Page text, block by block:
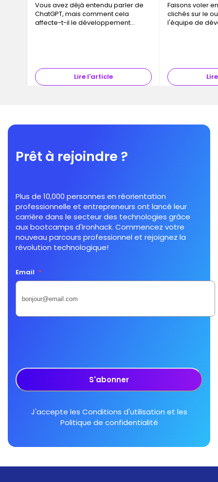
Vous avez déjà entendu parler de
ChatGPT, mais comment cela
affecte-t-il le développement
Lire l'article
Faisons voler
clichés sur le
l'équipe de
Prêt à rejoindre ?
Plus de 10,000 personnes en réorientation
professionnelle et entrepreneurs ont lancé leur
carrière dans le secteur des technologies grâce
aux bootcamps d'Ironhack. Commencez votre
nouveau parcours professionnel et rejoignez la
révolution technologique!
Email *
S'abonner
J'accepte les Conditions d'utilisation et les
Politique de confidentialité